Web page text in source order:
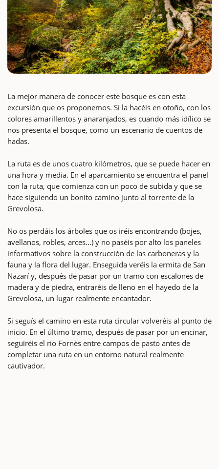
La mejor manera de conocer este bosque es con esta
excursión que os proponemos. Si la hacéis en otoño, con los
colores amarillentos y anaranjados, es cuando más idílico se
nos presenta el bosque, como un escenario de cuentos de
hadas.
La ruta es de unos cuatro kilómetros, que se puede hacer en
una hora y media. En el aparcamiento se encuentra el panel
con la ruta, que comienza con un poco de subida y que se
hace siguiendo un bonito camino junto al torrente de la
Grevolosa.
No os perdáis los árboles que os iréis encontrando (bojes,
avellanos, robles, arces...) y no paséis por alto los paneles
informativos sobre la construcción de las carboneras y la
fauna y la flora del lugar. Enseguida veréis la ermita de San
Nazarí y, después de pasar por un tramo con escalones de
madera y de piedra, entraréis de lleno en el hayedo de la
Grevolosa, un lugar realmente encantador.
Si seguís el camino en esta ruta circular volveréis al punto de
inicio. En el último tramo, después de pasar por un encinar,
seguiréis el río Fornès entre campos de pasto antes de
completar una ruta en un entorno natural realmente
cautivador.